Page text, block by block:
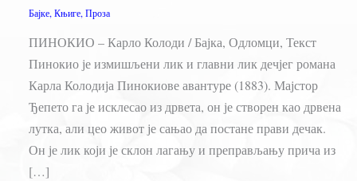
Бајке, Књиге, Проза
ПИНОКИО – Карло Колоди / Бајка, Одломци, Текст
Пинокио је измишљени лик и главни лик дечјег романа
Карла Колодија Пинокиове авантуре (1883). Мајстор
Ђепето га је исклесао из дрвета, он је створен као дрвена
лутка, али цео живот је сањао да постане прави дечак.
Он је лик који је склон лагању и преправљању прича из
[…]